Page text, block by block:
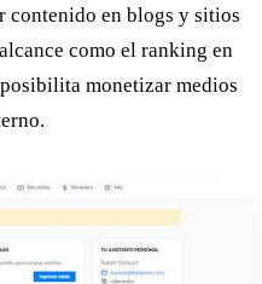
contenido en blogs y sitios
como el ranking en
monetizar medios